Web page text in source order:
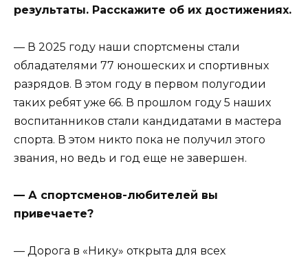
результаты. Расскажите об их достижениях.
— В 2025 году наши спортсмены стали
обладателями 77 юношеских и спортивных
разрядов. В этом году в первом полугодии
таких ребят уже 66. В прошлом году 5 наших
воспитанников стали кандидатами в мастера
спорта. В этом никто пока не получил этого
звания, но ведь и год еще не завершен.
— А спортсменов-любителей вы
привечаете?
— Дорога в «Нику» открыта для всех